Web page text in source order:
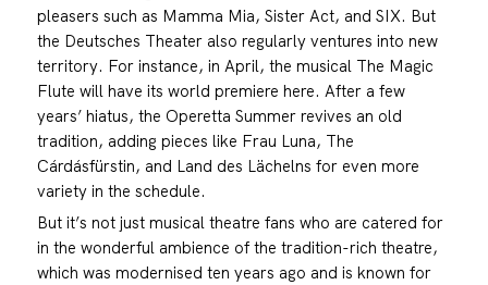
pleasers such as Mamma Mia, Sister Act, and SIX. But
the Deutsches Theater also regularly ventures into new
territory. For instance, in April, the musical The Magic
Flute will have its world premiere here. After a few
years’ hiatus, the Operetta Summer revives an old
tradition, adding pieces like Frau Luna, The
Cárdásfürstin, and Land des Lächelns for even more
variety in the schedule.
But it’s not just musical theatre fans who are catered for
in the wonderful ambience of the tradition-rich theatre,
which was modernised ten years ago and is known for